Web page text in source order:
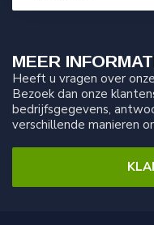
MEER
Heeft u vragen over
Bezoek dan onze
bedrijfsgegevens,
verschillende manieren